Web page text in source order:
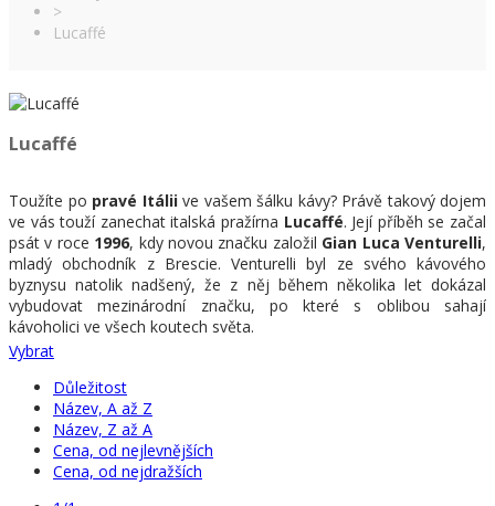
>
Lucaffé
Lucaffé
Toužíte po pravé Itáliive vašem šálku kávy? Právě takový dojem
ve vás touží zanechat italská pražírna Lucaffé. Její příběh se začal
psát v roce 1996, kdy novou značku založil Gian Luca Venturelli,
mladý obchodník z Brescie. Venturelli byl ze svého kávového
byznysu natolik nadšený, že z něj během několika let dokázal
vybudovat mezinárodní značku, po které s oblibou sahají
kávoholici ve všech koutech světa.
VÁŠEŇ KE KÁVĚ DĚLÁ Z LUCAFFÉ VÝJIMEČNÝ PRODUKT
Společnost Lucaffé si na přípravě výjimečné kávy dává výrazně
záležet. Sám Gian Luca Venturelli se stará o
kávových zrn. Sám ochutnává vzorky, které se dostanou do
společnosti, a často cestuje přímo na kávové plantáže a věnuje
svůj čas jejich pracovníkům.
Vybrat
Důležitost
Název, A až Z
Název, Z až A
Cena, od nejlevnějších
Cena, od nejdražších